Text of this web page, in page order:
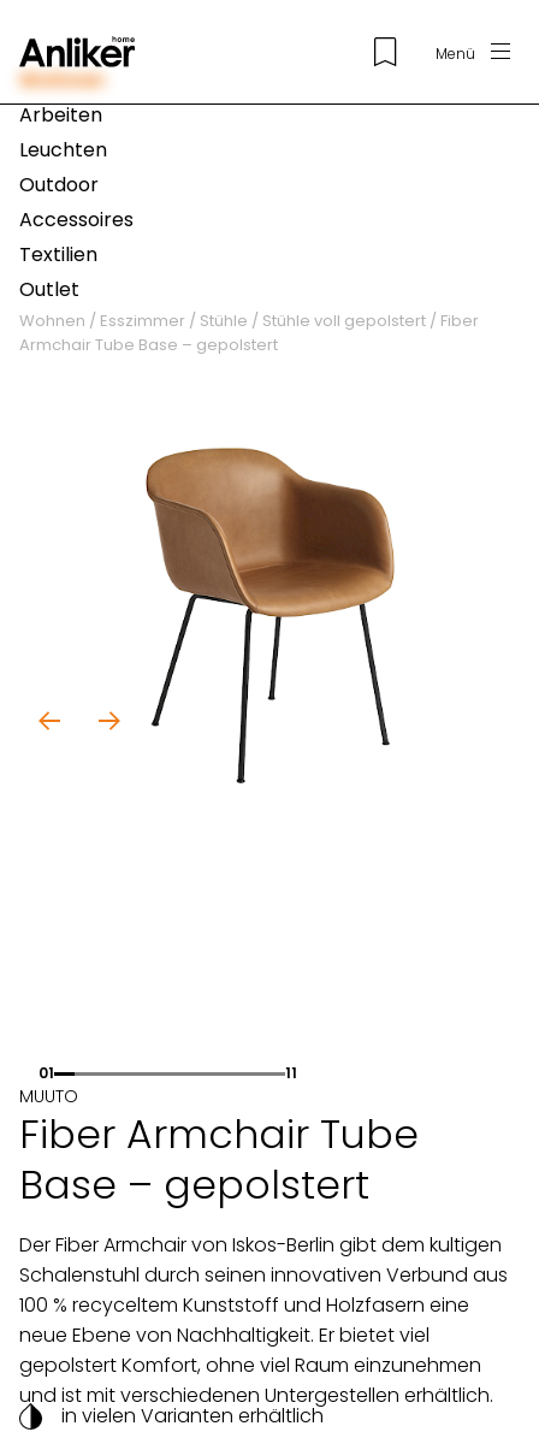
Menü
Wohnen
Arbeiten
Leuchten
Outdoor
Accessoires
Textilien
Outlet
Wohnen / Esszimmer / Stühle / Stühle voll gepolstert / Fiber
Armchair Tube Base – gepolstert
01 11
MUUTO
Fiber Armchair Tube
Base – gepolstert
Der Fiber Armchair von Iskos-Berlin gibt dem kultigen
Schalenstuhl durch seinen innovativen Verbund aus
100 % recyceltem Kunststoff und Holzfasern eine
neue Ebene von Nachhaltigkeit. Er bietet viel
gepolstert Komfort, ohne viel Raum einzunehmen
und ist mit verschiedenen Untergestellen erhältlich.
in vielen Varianten erhältlich